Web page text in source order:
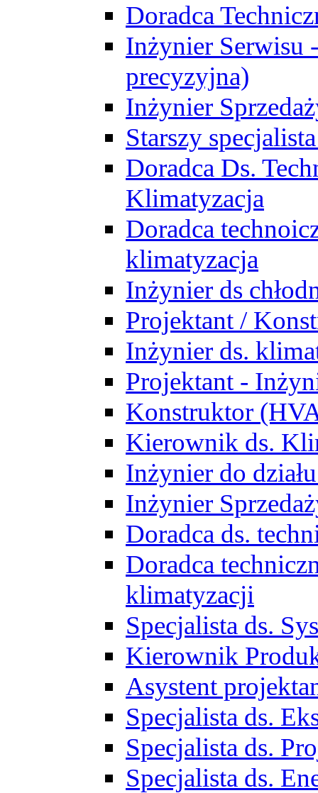
Doradca
Inżynier Serwisu
precyzyjna)
Inżynier
Starszy
Doradca Ds.
Klimatyzacja
Doradca
klimatyzacja
Inżynier ds
Projektant /
Inżynier ds.
Projektant -
Konstruktor
Kierownik ds.
Inżynier do
Inżynier
Doradca ds.
Doradca
klimatyzacji
Specjalista ds.
Kierownik
Asystent
Specjalista ds.
Specjalista ds.
Specjalista ds.